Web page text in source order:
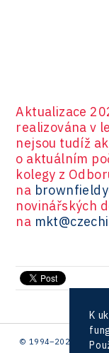
Aktualizace
realizována v
nejsou tudíž
o aktuálním
kolegy z
na
novinářských
na
© 1994–2026
K